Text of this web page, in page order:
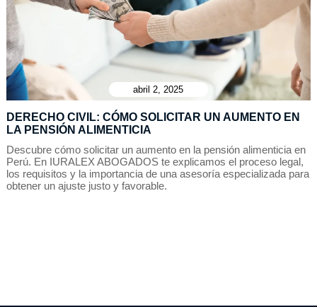
abril 2, 2025
DERECHO CIVIL: CÓMO SOLICITAR UN AUMENTO EN
LA PENSIÓN ALIMENTICIA
Descubre cómo solicitar un aumento en la pensión alimenticia en
Perú. En IURALEX ABOGADOS te explicamos el proceso legal,
los requisitos y la importancia de una asesoría especializada para
obtener un ajuste justo y favorable.